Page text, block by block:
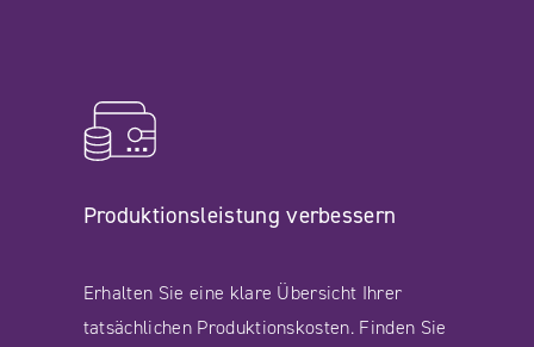
Produktionsleistung verbessern
Erhalten Sie eine klare Übersicht Ihrer
tatsächlichen Produktionskosten. Finden Sie